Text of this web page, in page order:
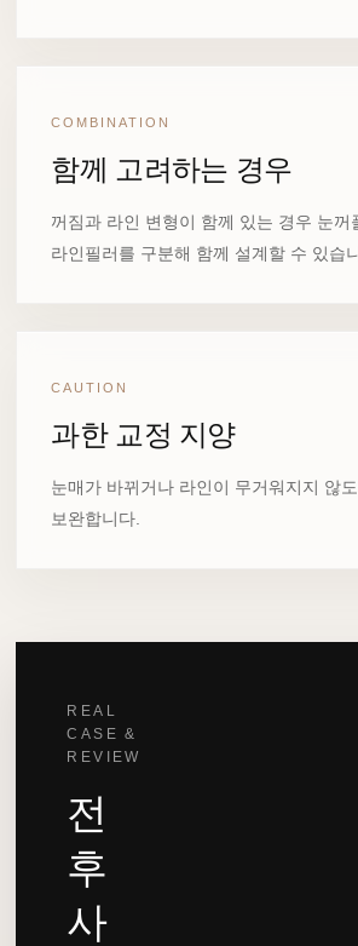
COMBINATION
함께 고려하는 경우
꺼짐과 라인 변형이 함께 있는 경우 눈꺼
라인필러를 구분해 함께 설계할 수 있습
CAUTION
과한 교정 지양
눈매가 바뀌거나 라인이 무거워지지 않
보완합니다.
REAL
CASE &
REVIEW
전
후
사